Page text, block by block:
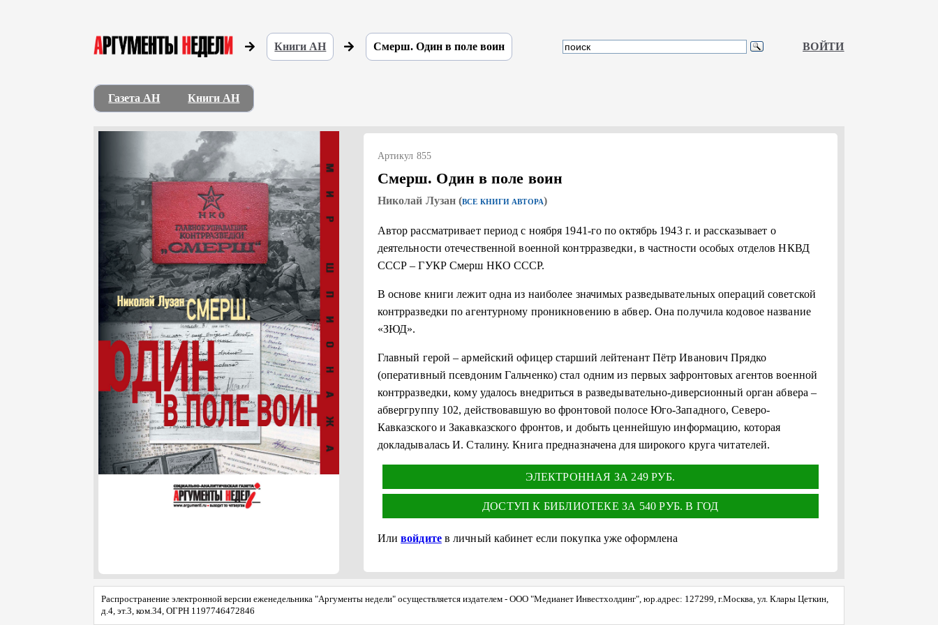
Книги АН Смерш. Один в поле воин ВОЙТИ
Газета АН Книги АН
Артикул 855
Смерш. Один в поле воин
Николай Лузан (ВСЕ КНИГИ АВТОРА)
Автор рассматривает период с ноября 1941-го по октябрь 1943 г. и рассказывает о
деятельности отечественной военной контрразведки, в частности особых отделов НКВД
СССР – ГУКР Смерш НКО СССР.
В основе книги лежит одна из наиболее значимых разведывательных операций советской
контрразведки по агентурному проникновению в абвер. Она получила кодовое название
«ЗЮД».
Главный герой – армейский офицер старший лейтенант Пётр Иванович Прядко
(оперативный псевдоним Гальченко) стал одним из первых зафронтовых агентов военной
контрразведки, кому удалось внедриться в разведывательно-диверсионный орган абвера –
абвергруппу 102, действовавшую во фронтовой полосе Юго-Западного, Северо-
Кавказского и Закавказского фронтов, и добыть ценнейшую информацию, которая
докладывалась И. Сталину. Книга предназначена для широкого круга читателей.
ЭЛЕКТРОННАЯ ЗА 249 РУБ.
ДОСТУП К БИБЛИОТЕКЕ ЗА 540 РУБ. В ГОД
Иливойдитев личный кабинет если покупка уже оформлена
Распространение электронной версии еженедельника "Аргументы недели" осуществляется издателем - ООО "Медианет Инвестхолдинг", юр.адрес: 127299, г.Москва, ул. Клары Цеткин,
д.4, эт.3, ком.34, ОГРН 1197746472846